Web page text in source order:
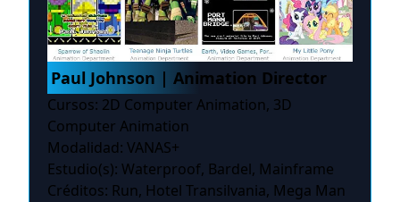
Paul Johnson | Animation Director
Cursos: 2D Computer Animation, 3D
Computer Animation
Modalidad: VANAS+
Estudio(s): Waterproof, Bardel, Mainframe
Créditos: Run, Hotel Transilvania, Mega Man